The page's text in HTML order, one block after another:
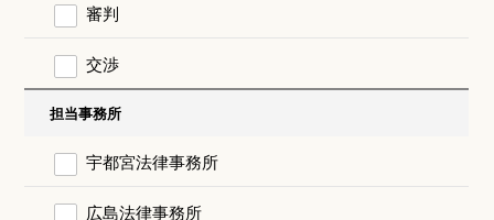
審判
交渉
担当事務所
宇都宮法律事務所
広島法律事務所